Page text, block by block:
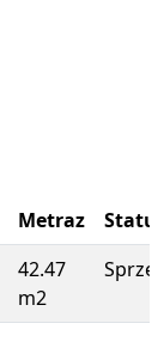
Metraz
42.47
m2